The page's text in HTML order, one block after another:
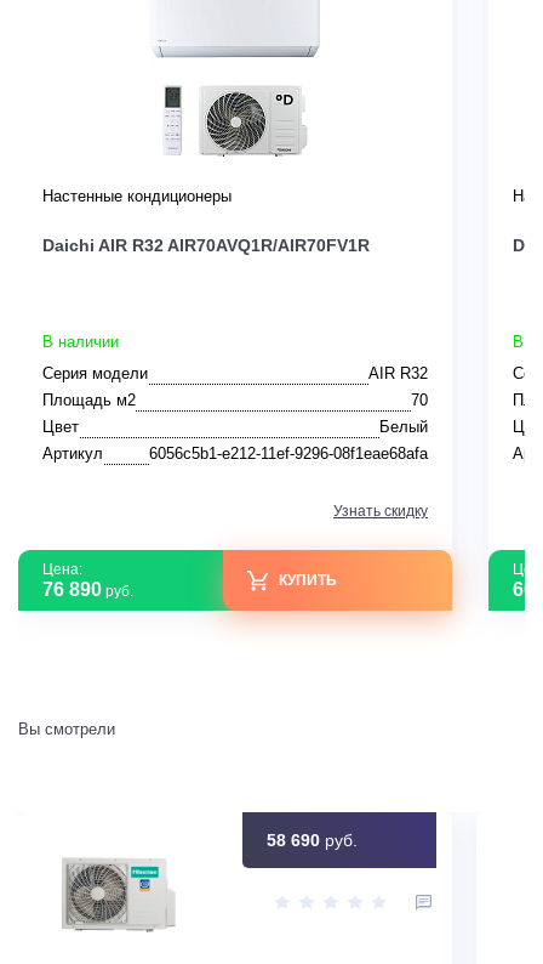
Настенные кондиционеры
Daichi AIR R32 AIR70AVQ1R/AIR70FV1R
В наличии
Серия модели
AIR R32
Площадь м2
70
Цвет
Белый
Артикул
6056c5b1-e212-11ef-9296-08f1eae68afa
Узнать скидку
Цена:
76 890 руб.
КУПИТЬ
В
60
Вы смотрели
58 690 руб.